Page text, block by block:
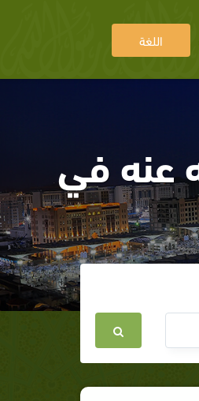
اللغة
عنه في